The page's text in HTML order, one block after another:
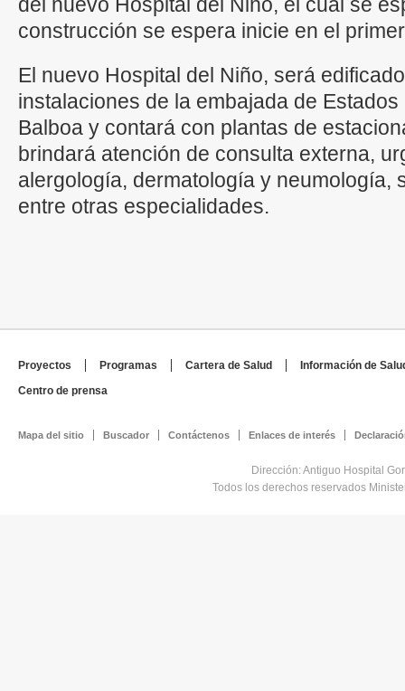
construcción se espera inicie en el
El nuevo Hospital del Niño, será
instalaciones de la embajada de
Balboa y contará con plantas de
brindará atención de consulta externa,
alergología, dermatología y neumología,
entre otras especialidades.
Proyectos Programas Cartera de Salud
Información de
Centro de prensa
Mapa del sitio Buscador Contáctenos Enlaces de interés
Dirección: Antiguo Hospital
Todos los derechos reservados